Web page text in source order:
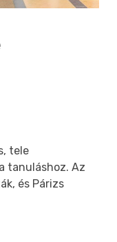
tele
tanuláshoz. Az
és Párizs